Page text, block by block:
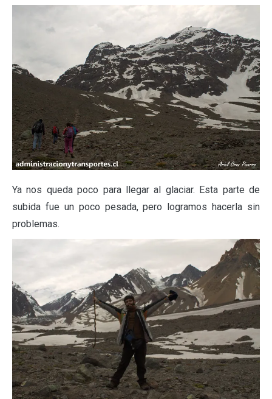
Ya nos queda poco para llegar al glaciar. Esta parte de
subida fue un poco pesada, pero logramos hacerla sin
problemas.